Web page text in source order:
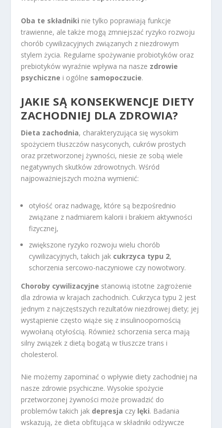
Oba te składniki nie tylko poprawiają funkcje
trawienne, ale także mogą zmniejszać ryzyko rozwoju
chorób cywilizacyjnych związanych z niezdrowym
stylem życia. Regularne spożywanie probiotyków oraz
prebiotyków wyraźnie wpływa na nasze zdrowie
psychiczne i ogólne samopoczucie.
JAKIE SĄ KONSEKWENCJE DIETY
ZACHODNIEJ DLA ZDROWIA?
Dieta zachodnia, charakteryzująca się wysokim
spożyciem tłuszczów nasyconych, cukrów prostych
oraz przetworzonej żywności, niesie ze sobą wiele
negatywnych skutków zdrowotnych. Wśród
najpoważniejszych można wymienić:
otyłość oraz nadwagę, które są bezpośrednio
związane z nadmiarem kalorii i brakiem aktywności
fizycznej,
zwiększone ryzyko rozwoju wielu chorób
cywilizacyjnych, takich jak cukrzyca typu 2,
schorzenia sercowo-naczyniowe czy nowotwory.
Choroby cywilizacyjne stanowią istotne zagrożenie
dla zdrowia w krajach zachodnich. Cukrzyca typu 2 jest
jednym z najczęstszych rezultatów niezdrowej diety; jej
wystąpienie często wiąże się z insulinoopornością
wywołaną otyłością. Również schorzenia serca mają
silny związek z dietą bogatą w tłuszcze trans i
cholesterol.
Nie możemy zapominać o wpływie diety zachodniej na
nasze zdrowie psychiczne. Wysokie spożycie
przetworzonej żywności może prowadzić do
problemów takich jak depresja czy lęki. Badania
wskazują, że dieta obfitująca w składniki odżywcze